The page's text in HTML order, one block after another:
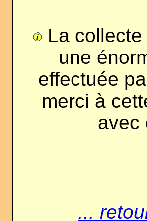
La
une
effectuée
merci à
avec
...